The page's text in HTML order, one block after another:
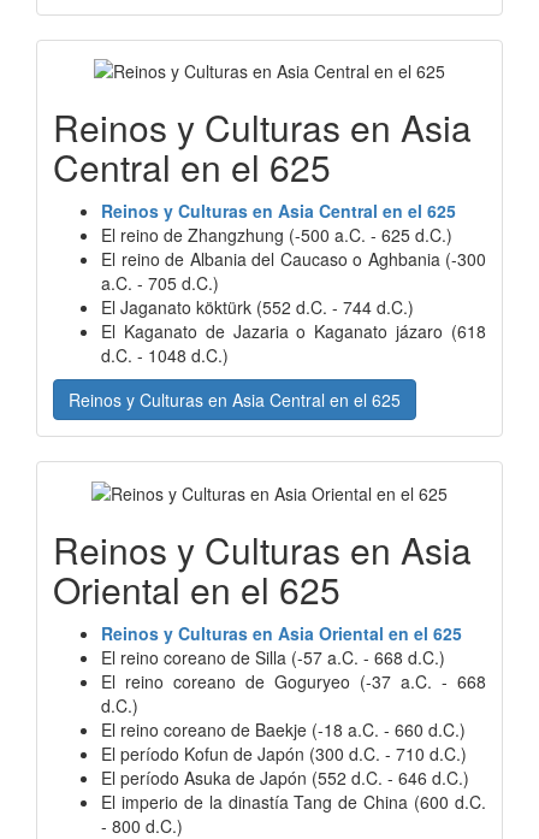
Reinos y Culturas en Asia
Central en el 625
Reinos y Culturas en Asia Central en el 625
El reino de Zhangzhung (-500 a.C. - 625 d.C.)
El reino de Albania del Caucaso o Aghbania (-300
a.C. - 705 d.C.)
El Jaganato köktürk (552 d.C. - 744 d.C.)
El Kaganato de Jazaria o Kaganato jázaro (618
d.C. - 1048 d.C.)
Reinos y Culturas en Asia Central en el 625
Reinos y Culturas en Asia
Oriental en el 625
Reinos y Culturas en Asia Oriental en el 625
El reino coreano de Silla (-57 a.C. - 668 d.C.)
El reino coreano de Goguryeo (-37 a.C. - 668
d.C.)
El reino coreano de Baekje (-18 a.C. - 660 d.C.)
El período Kofun de Japón (300 d.C. - 710 d.C.)
El período Asuka de Japón (552 d.C. - 646 d.C.)
El imperio de la dinastía Tang de China (600 d.C.
- 800 d.C.)